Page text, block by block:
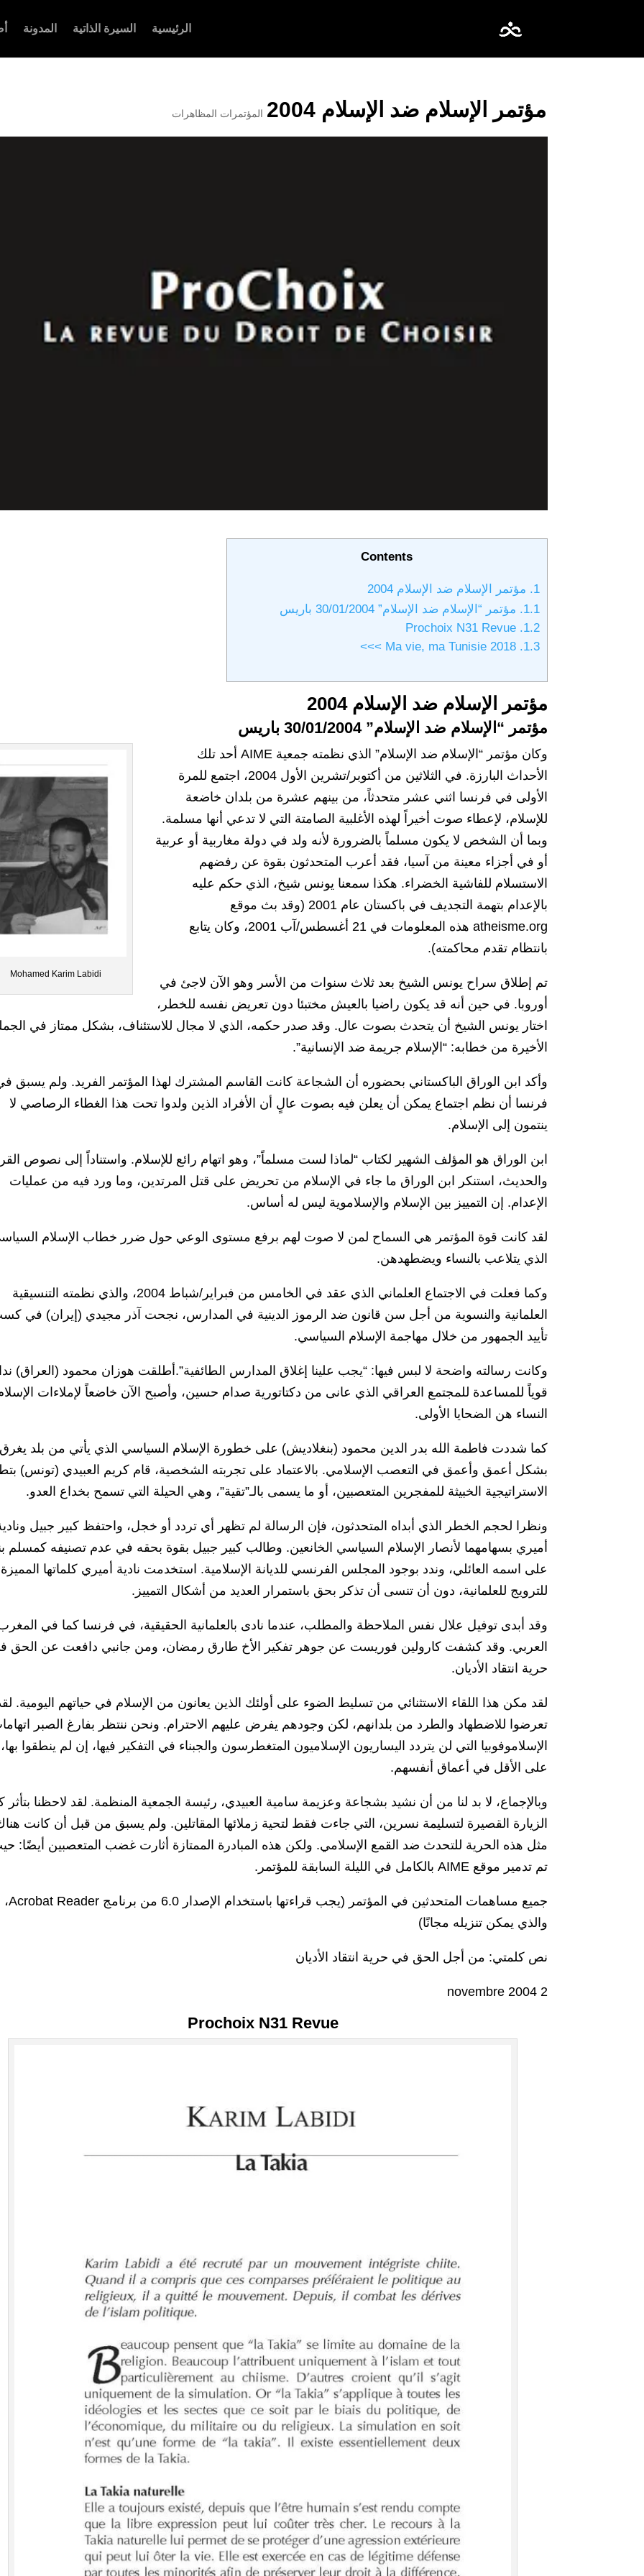
الرئيسية السيرة الذاتية المدونة
مؤتمر الإسلام ضد الإسلام 2004 المؤتمرات المظاهرات
Contents
1.
مؤتمر الإسلام ضد الإسلام 2004
1.1.
مؤتمر “الإسلام ضد الإسلام” 30/01/2004 باريس
1.2.
Prochoix N31 Revue
1.3.
Ma vie, ma Tunisie 2018 >>>
مؤتمر الإسلام ضد الإسلام 2004
مؤتمر “الإسلام ضد الإسلام” 30/01/2004 باريس
Mohamed Karim Labidi
وكان مؤتمر “الإسلام ضد الإسلام” الذي نظمته جمعية AIME أحد تلك
الأحداث البارزة. في الثلاثين من أكتوبر/تشرين الأول 2004، اجتمع للمرة
الأولى في فرنسا اثني عشر متحدثاً، من بينهم عشرة من بلدان خاضعة
للإسلام، لإعطاء صوت أخيراً لهذه الأغلبية الصامتة التي لا تدعي أنها مسلمة.
وبما أن الشخص لا يكون مسلماً بالضرورة لأنه ولد في دولة مغاربية أو عربية
أو في أجزاء معينة من آسيا، فقد أعرب المتحدثون بقوة عن رفضهم
الاستسلام للفاشية الخضراء. هكذا سمعنا يونس شيخ، الذي حكم عليه
بالإعدام بتهمة التجديف في باكستان عام 2001 (وقد بث موقع
atheisme.org هذه المعلومات في 21 أغسطس/آب 2001، وكان يتابع
بانتظام تقدم محاكمته).
تم إطلاق سراح يونس الشيخ بعد ثلاث سنوات من الأسر وهو الآن لاجئ في
أوروبا. في حين أنه قد يكون راضيا بالعيش مختبئا دون تعريض نفسه للخطر،
اختار يونس الشيخ أن يتحدث بصوت عال. وقد صدر حكمه، الذي لا مجال للاستئناف، بشكل ممتاز في
الأخيرة من خطابه: “الإسلام جريمة ضد الإنسانية”.
وأكد ابن الوراق الباكستاني بحضوره أن الشجاعة كانت القاسم المشترك لهذا المؤتمر الفريد. ولم يسبق
فرنسا أن نظم اجتماع يمكن أن يعلن فيه بصوت عالٍ أن الأفراد الذين ولدوا تحت هذا الغطاء الرصاصي لا
ينتمون إلى الإسلام.
ابن الوراق هو المؤلف الشهير لكتاب “لماذا لست مسلماً”، وهو اتهام رائع للإسلام. واستناداً إلى نصوص
والحديث، استنكر ابن الوراق ما جاء في الإسلام من تحريض على قتل المرتدين، وما ورد فيه من عمليات
الإعدام. إن التمييز بين الإسلام والإسلاموية ليس له أساس.
لقد كانت قوة المؤتمر هي السماح لمن لا صوت لهم برفع مستوى الوعي حول ضرر خطاب الإسلام
الذي يتلاعب بالنساء ويضطهدهن.
وكما فعلت في الاجتماع العلماني الذي عقد في الخامس من فبراير/شباط 2004، والذي نظمته التنسيقية
العلمانية والنسوية من أجل سن قانون ضد الرموز الدينية في المدارس، نجحت آذر مجيدي (إيران) في
تأييد الجمهور من خلال مهاجمة الإسلام السياسي.
وكانت رسالته واضحة لا لبس فيها: “يجب علينا إغلاق المدارس الطائفية”.أطلقت هوزان محمود (العراق)
قوياً للمساعدة للمجتمع العراقي الذي عانى من دكتاتورية صدام حسين، وأصبح الآن خاضعاً لإملاءات
النساء هن الضحايا الأولى.
كما شددت فاطمة الله بدر الدين محمود (بنغلاديش) على خطورة الإسلام السياسي الذي يأتي من بلد يغرق
بشكل أعمق وأعمق في التعصب الإسلامي. بالاعتماد على تجربته الشخصية، قام كريم العبيدي (تونس)
الاستراتيجية الخبيثة للمفجرين المتعصبين، أو ما يسمى بالـ”تقية”، وهي الحيلة التي تسمح بخداع العدو.
ونظرا لحجم الخطر الذي أبداه المتحدثون، فإن الرسالة لم تظهر أي تردد أو خجل، واحتفظ كبير جبيل
أميري بسهامهما لأنصار الإسلام السياسي الخانعين. وطالب كبير جبيل بقوة بحقه في عدم تصنيفه كمسلم
على اسمه العائلي، وندد بوجود المجلس الفرنسي للديانة الإسلامية. استخدمت نادية أميري كلماتها المميزة
للترويج للعلمانية، دون أن تنسى أن تذكر بحق باستمرار العديد من أشكال التمييز.
وقد أبدى توفيل علال نفس الملاحظة والمطلب، عندما نادى بالعلمانية الحقيقية، في فرنسا كما في
العربي. وقد كشفت كارولين فوريست عن جوهر تفكير الأخ طارق رمضان، ومن جانبي دافعت عن الحق
حرية انتقاد الأديان.
لقد مكن هذا اللقاء الاستثنائي من تسليط الضوء على أولئك الذين يعانون من الإسلام في حياتهم اليومية.
تعرضوا للاضطهاد والطرد من بلدانهم، لكن وجودهم يفرض عليهم الاحترام. ونحن ننتظر بفارغ الصبر
الإسلاموفوبيا التي لن يتردد اليساريون الإسلاميون المتغطرسون والجبناء في التفكير فيها، إن لم ينطقوا بها،
على الأقل في أعماق أنفسهم.
وبالإجماع، لا بد لنا من أن نشيد بشجاعة وعزيمة سامية العبيدي، رئيسة الجمعية المنظمة. لقد لاحظنا بتأثر
الزيارة القصيرة لتسليمة نسرين، التي جاءت فقط لتحية زملائها المقاتلين. ولم يسبق من قبل أن كانت
مثل هذه الحرية للتحدث ضد القمع الإسلامي. ولكن هذه المبادرة الممتازة أثارت غضب المتعصبين أيضًا:
تم تدمير موقع AIME بالكامل في الليلة السابقة للمؤتمر.
جميع مساهمات المتحدثين في المؤتمر (يجب قراءتها باستخدام الإصدار 6.0 من برنامج Acrobat Reader،
والذي يمكن تنزيله مجانًا)
نص كلمتي: من أجل الحق في حرية انتقاد الأديان
2 novembre 2004
Prochoix N31 Revue